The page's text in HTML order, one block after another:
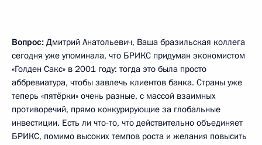
Вопрос: Дмитрий Анатольевич, Ваша бразильская коллега
сегодня уже упоминала, что БРИКС придуман экономистом
«Голден Сакс» в 2001 году: тогда это была просто
аббревиатура, чтобы завлечь клиентов банка. Страны уже
теперь «пятёрки» очень разные, с массой взаимных
противоречий, прямо конкурирующие за глобальные
инвестиции. Есть ли что‑то, что действительно объединяет
БРИКС, помимо высоких темпов роста и желания повысить